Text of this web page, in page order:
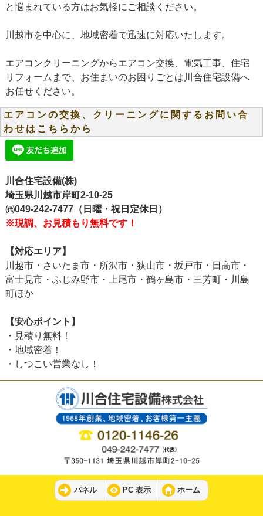
と悩まれている方はお気軽にご相談ください。
川越市を中心に、地域密着で迅速に対応いたします。
エアコンクリーニングからエアコン交換、電気工事、住宅
リフォームまで、お住まいのお困りごとは川合住宅設備へ
お任せください。
エアコンの交換、クリーニングに関するお問い合
わせはこちらから
川合住宅設備(株)
埼玉県川越市岸町2-10-25
㈹049-242-7477（日曜・祝日定休日）
※現調、お見積もり無料です！
【対応エリア】
川越市・さいたま市・所沢市・狭山市・坂戸市・日高市・
富士見市・ふじみ野市・上尾市・鶴ヶ島市・三芳町・川島
町ほか
【安心ポイント】
・見積り無料！
・地域密着！
・しつこい営業なし！
パネル PC 表示 ホーム